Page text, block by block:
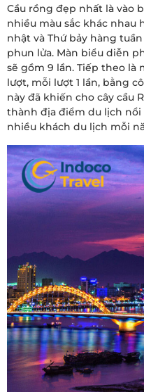
Cầu rồng đẹp nhất là vào
nhiều màu sắc khác nhau
nhật và Thứ bảy hàng
phun lửa. Màn biểu diễn
sẽ gồm 9 lần. Tiếp theo
lượt, mỗi lượt 1 lần, bằng
này đã khiến cho cây cầu
thành địa điểm du lịch
nhiều khách du lịch mỗi